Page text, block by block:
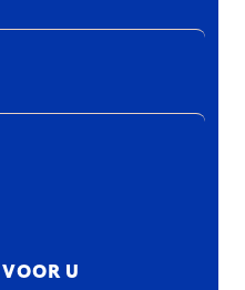
U